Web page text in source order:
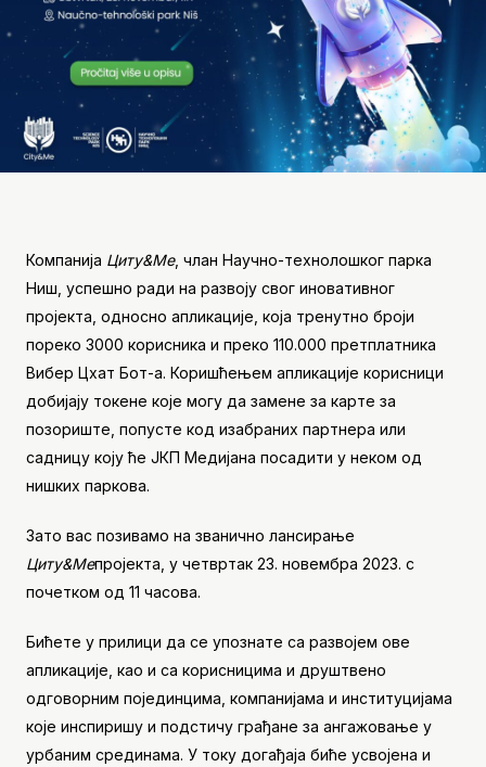
Компанија Цитy&Ме, члан Научно-технолошког парка
Ниш, успешно ради на развоју свог иновативног
пројекта, односно апликације, која тренутно броји
пореко 3000 корисника и преко 110.000 претплатника
Вибер Цхат Бот-а. Коришћењем апликације корисници
добијају токене које могу да замене за карте за
позориште, попусте код изабраних партнера или
садницу коју ће ЈКП Медијана посадити у неком од
нишких паркова.
Зато вас позивамо на званично лансирање
Цитy&Мепројекта, у четвртак 23. новембра 2023. с
почетком од 11 часова.
Бићете у прилици да се упознате са развојем ове
апликације, као и са корисницима и друштвено
одговорним појединцима, компанијама и институцијама
које инспиришу и подстичу грађане за ангажовање у
урбаним срединама. У току догађаја биће усвојена и